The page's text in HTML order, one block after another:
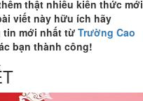
thật nhiều kiến thức mới
viết này hữu ích hãy
tin mới nhất từ Trường Cao
bạn thành công!